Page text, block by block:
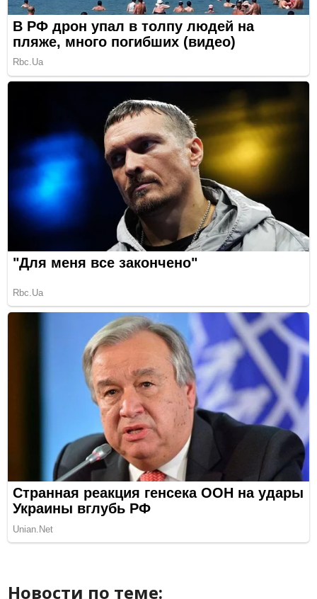
Новости по теме: